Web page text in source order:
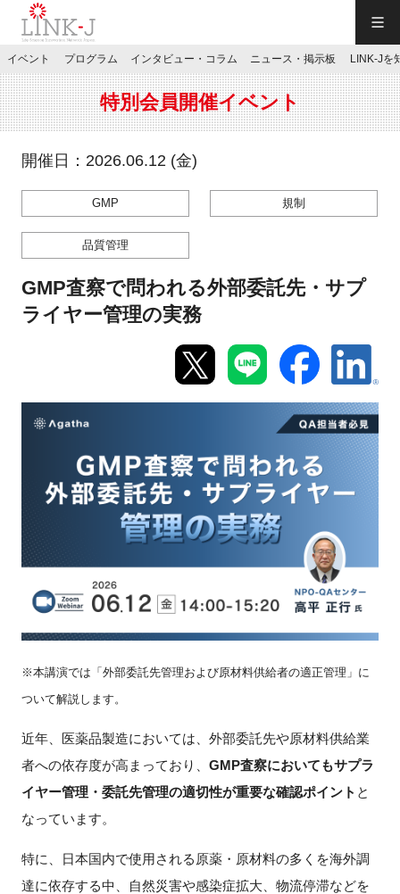
JP／EN
特別会員専用メニュー
お問い合わせ
新規登録
イベント
LINK-Jを知る
施設・アクセス
FAQ
イベントお知らせメール登録
イベント プログラム インタビュー・コラム ニュース・掲示板 LINK-Jを
特別会員開催イベント
開催日：2026.06.12 (金)
GMP 規制
品質管理
GMP査察で問われる外部委託先・サプ
ライヤー管理の実務
※本講演では「外部委託先管理および原材料供給者の適正管理」に
ついて解説します。
近年、医薬品製造においては、外部委託先や原材料供給業
者への依存度が高まっており、 GMP査察においてもサプラ
イヤー管理・委託先管理の適切性が重要な確認ポイント と
なっています。
特に、日本国内で使用される原薬・原材料の多くを海外調
達に依存する中、自然災害や感染症拡大、物流停滞などを